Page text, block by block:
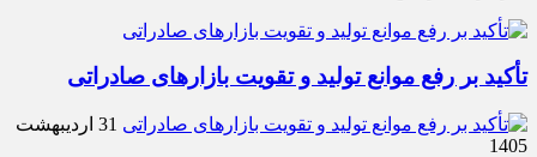
تأکید بر رفع موانع تولید و تقویت بازارهای صادراتی
31 اردیبهشت
1405